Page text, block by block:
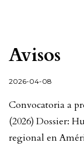
Avisos
2026-04-08
Convocatoria a
(2026) Dossier:
regional en